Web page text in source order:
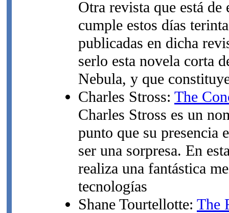
Otra revista que está
cumple estos días
publicadas en dicha
serlo esta novela corta
Nebula, y que
Charles Stross: The
Charles Stross es un
punto que su presencia
ser una sorpresa. En
realiza una fantástica
tecnologías
Shane Tourtellotte: The